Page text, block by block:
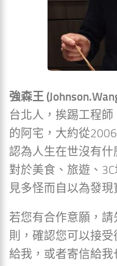
強森王
台北人，挨踢工程
的阿宅，大約從
認為人生在世沒有什
對於美食、旅遊、
見多怪而自以為發現
若您有合作意願，請
則，確認您可以接受
給我，或者寄信給我